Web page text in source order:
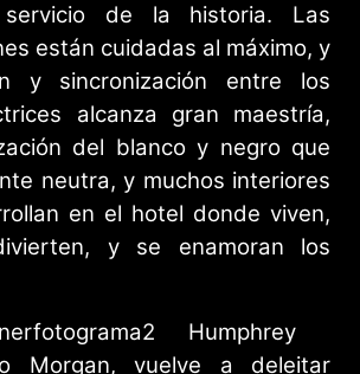
de la historia. Las
están cuidadas al máximo, y
y sincronización entre los
alcanza gran maestría,
del blanco y negro que
neutra, y muchos interiores
en el hotel donde viven,
y se enamoran los
Humphrey
Morgan, vuelve a deleitar